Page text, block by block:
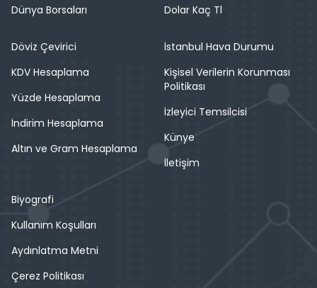
Dünya Borsaları
Dolar Kaç Tl
Döviz Çevirici
KDV Hesaplama
Yüzde Hesaplama
İndirim Hesaplama
Altın ve Gram Hesaplama
İstanbul Hava Durumu
Kişisel Verilerin Korunması
Politikası
İzleyici Temsilcisi
Künye
İletişim
Biyografi
Kullanım Koşulları
Aydınlatma Metni
Çerez Politikası